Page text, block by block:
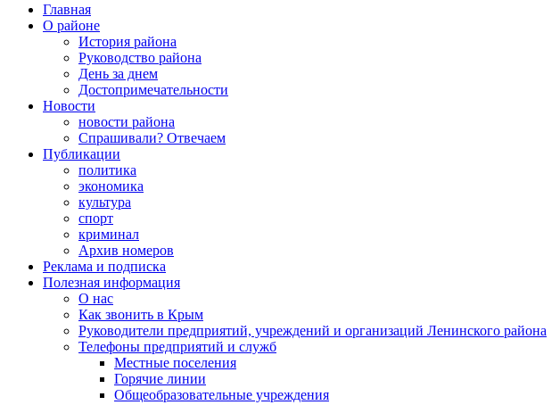
Главная
О районе
История района
Руководство района
День за днем
Достопримечательности
Новости
новости района
Спрашивали? Отвечаем
Публикации
политика
экономика
культура
спорт
криминал
Архив номеров
Реклама и подписка
Полезная информация
О нас
Как звонить в Крым
Руководители предприятий, учреждений и организаций Ленинского района
Телефоны предприятий и служб
Местные поселения
Горячие линии
Общеобразовательные учреждения